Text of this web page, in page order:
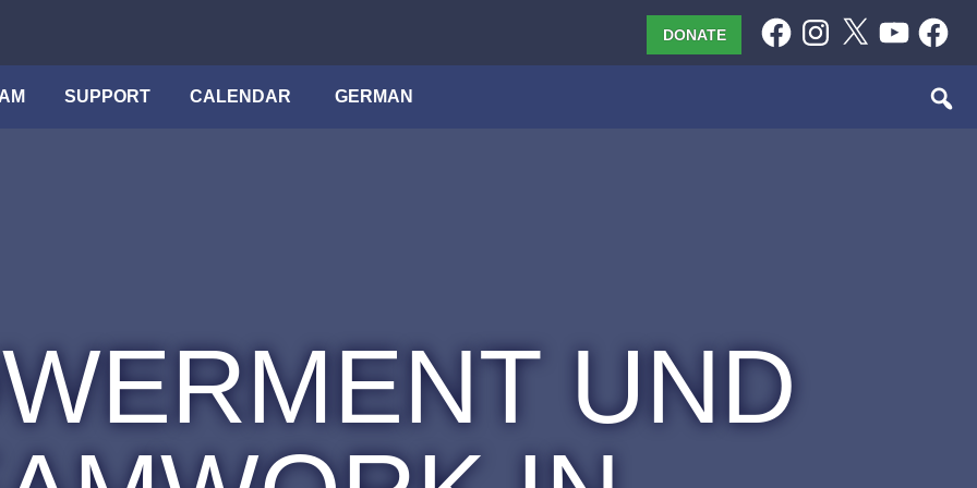
SUPPORT CALENDAR GERMAN
FacebookInstagram
X YouTube
DONATE
UND